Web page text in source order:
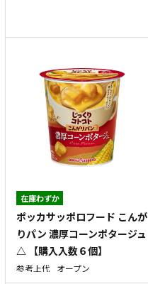
在庫わずか
ポッカサッポロフード こんが
りパン 濃厚コーンポタージュ
△ 【購入入数６個】
参考上代 オープン